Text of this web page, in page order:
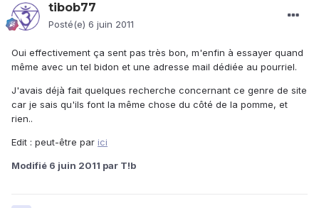
tibob77
Posté(e) 6 juin 2011
Oui effectivement ça sent pas très bon, m'enfin à essayer quand
même avec un tel bidon et une adresse mail dédiée au pourriel.
J'avais déjà fait quelques recherche concernant ce genre de site
car je sais qu'ils font la même chose du côté de la pomme, et
rien..
Edit : peut-être par ici
Modifié 6 juin 2011 par T!b